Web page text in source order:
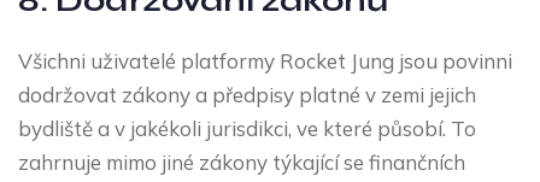
Všichni uživatelé platformy Rocket Jung jsou povinni
dodržovat zákony a předpisy platné v zemi jejich
bydliště a v jakékoli jurisdikci, ve které působí. To
zahrnuje mimo jiné zákony týkající se finančních